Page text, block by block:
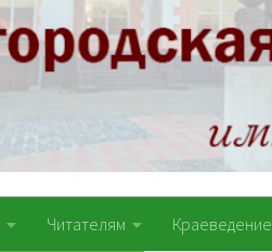
Читателям Краеведение